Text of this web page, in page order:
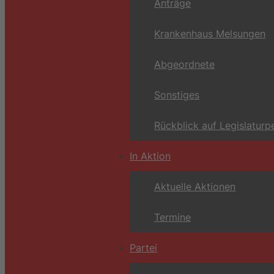
Anträge
Krankenhaus Melsungen
Abgeordnete
Sonstiges
Rückblick auf
In Aktion
Aktuelle Aktionen
Termine
Partei